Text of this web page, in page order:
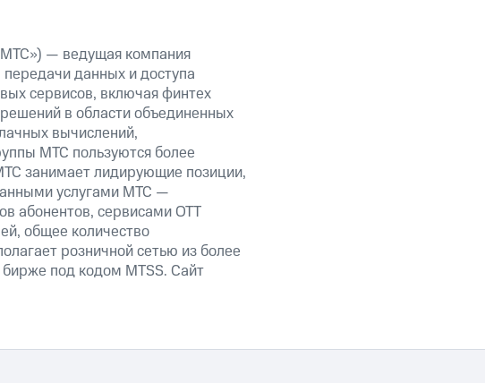
— ведущая компания
данных и доступа
сервисов, включая финтех
в области объединенных
вычислений,
МТС пользуются более
занимает лидирующие позиции,
услугами МТС —
абонентов, сервисами OTT
общее количество
розничной сетью из более
под кодом MTSS. Сайт